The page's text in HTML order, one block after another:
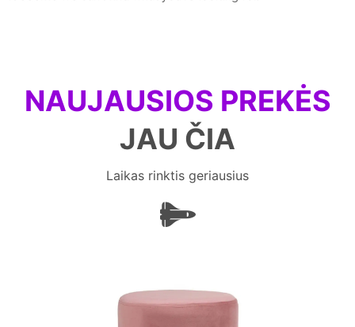
NAUJAUSIOS PREKĖS
JAU ČIA
Laikas rinktis geriausius